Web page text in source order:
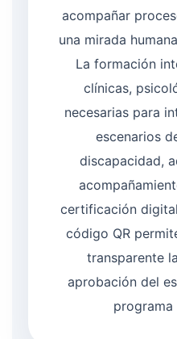
acompañar
una mirada
La formación
clínicas,
necesarias para
escenarios
discapacidad,
certificación
código QR
transparente
aprobación del
programa